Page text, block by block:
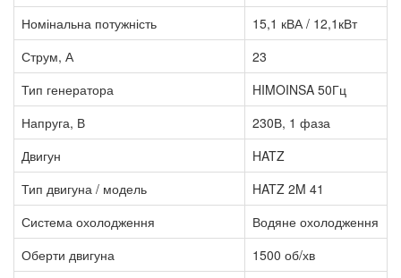
Номінальна потужність
15,1 кВА / 12,1кВт
Струм, А
23
Тип генератора
HIMOINSA 50Гц
Напруга, В
230В, 1 фаза
Двигун
HATZ
Тип двигуна / модель
HATZ 2M 41
Система охолодження
Водяне охолодження
Оберти двигуна
1500 об/хв